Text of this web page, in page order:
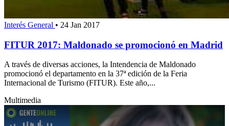
Interés General • 24 Jan 2017
FITUR 2017: Maldonado se promocionó en Madrid
A través de diversas acciones, la Intendencia de Maldonado
promocionó el departamento en la 37ª edición de la Feria
Internacional de Turismo (FITUR). Este año,...
Multimedia